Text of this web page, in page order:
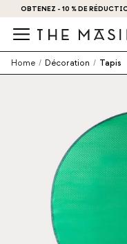
OBTENEZ - 10 % DE
Home / Décoration / Tapis